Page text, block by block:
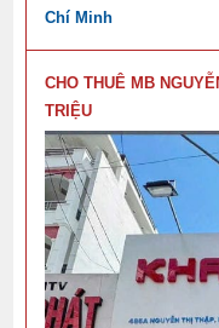
Chí Minh
CHO THUÊ MB
TRIỆU